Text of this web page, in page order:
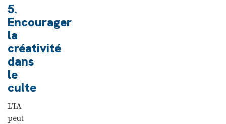
5.
Encourager
la
créativité
dans
le
culte
L’IA
peut